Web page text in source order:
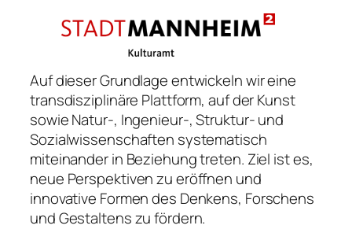
Auf dieser Grundlage entwickeln wir eine
transdisziplinäre Plattform, auf der Kunst
sowie Natur-, Ingenieur-, Struktur- und
Sozialwissenschaften systematisch
miteinander in Beziehung treten. Ziel ist es,
neue Perspektiven zu eröffnen und
innovative Formen des Denkens, Forschens
und Gestaltens zu fördern.